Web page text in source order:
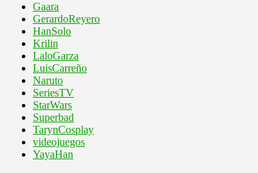
Gaara
GerardoReyero
HanSolo
Krilin
LaloGarza
LuisCarreño
Naruto
SeriesTV
StarWars
Superbad
TarynCosplay
videojuegos
YayaHan